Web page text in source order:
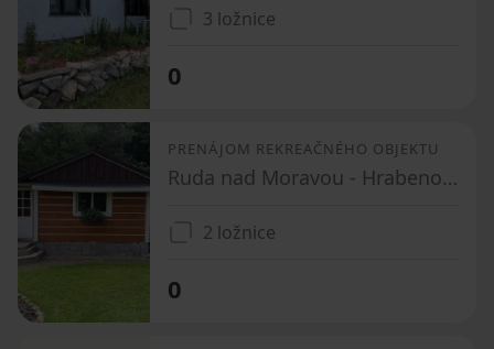
3 ložnice
0
PRENÁJOM REKREAČNÉHO OBJEKTU
Ruda nad Moravou - Hrabenov, Olomoucký kraj
2 ložnice
0